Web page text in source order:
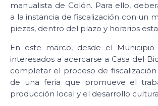
manualista de Colón. Para ello,
a la instancia de fiscalización con un
piezas, dentro del plazo y horarios
En este marco, desde el
interesados a acercarse a Casa del
completar el proceso de
de una feria que promueve el
producción local y el desarrollo